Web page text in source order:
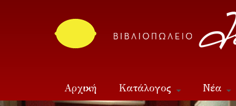
Αρχική Κατάλογος Νέα